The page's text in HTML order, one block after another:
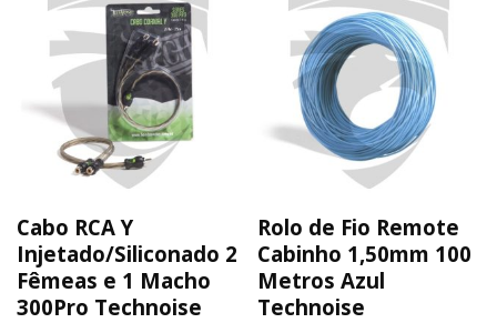
Cabo RCA Y
Injetado/Siliconado 2
Fêmeas e 1 Macho
300Pro Technoise
Rolo de Fio Remote
Cabinho 1,50mm 100
Metros Azul
Technoise